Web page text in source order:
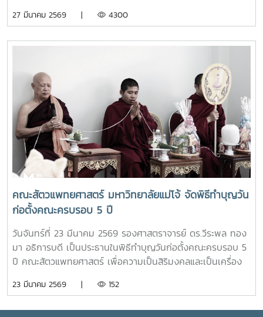
พัฒนาเกษตรธรรมชาติ มหาวิทยาลัยแม่โจ้ สาขาตลาดคำเที่ยง
และ ผลิตภัณฑ์สินค้าเกษตรอินทรีย์ ที่ผลิตโดยศูนย์วิจัยและ
พัฒนาเกษตรธรรมชาติ มหาวิทยาลัยแม่โจ้ และเป็นการอำนวย
ความสะดวกให้กับผู้ที่ต้องการซื้อสินค้าเกษตรอินทรีย์ของ
ศูนย์วิจัยและพัฒนาเกษตรธรรมชาติ มหาวิทยาลัยแม่โจ้ ให้
สามารถหาซื้อสินค้าได้งานขึ้นเปิดให้บริการทุกวัน ตั้งแต่เวลา
08.00 - 17.00 น.สอบถามรายละเอียดเพิ่มเติม โทร. 084-
4888305แผนที่ :
https://maps.app.goo.gl/JDtHViw1tcQPDB9S9
27 มีนาคม 2569 | 4300
คณะสัตวแพทยศาสตร์ มหาวิทยาลัยแม่โจ้ จัดพิธีทำบุญวัน
ก่อตั้งคณะครบรอบ 5 ปี
วันจันทร์ที่ 23 มีนาคม 2569 รองศาสตราจารย์ ดร.วีระพล ทอง
มา อธิการบดี เป็นประธานในพิธีทำบุญวันก่อตั้งคณะครบรอบ 5
ปี คณะสัตวแพทยศาสตร์ เพื่อความเป็นสิริมงคลและเป็นเครื่อง
โอกาสนี้ได้รับเกียรติจาก ผู้บริหารมหาวิทยาลัย ผู้บริหารคณะสัตว
23 มีนาคม 2569 | 152